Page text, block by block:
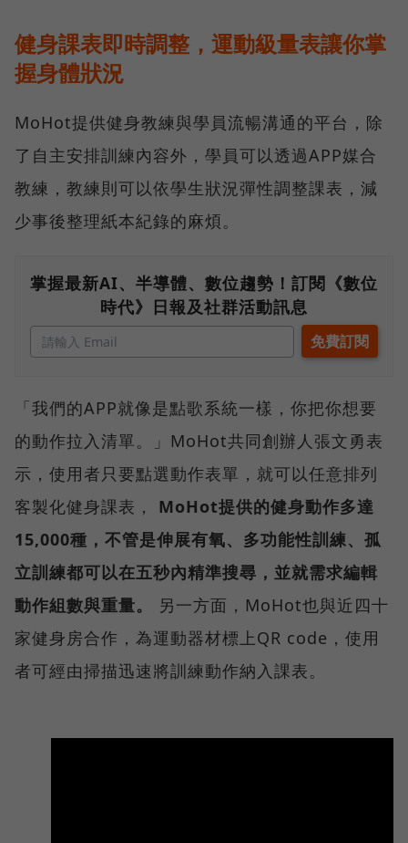
健身課表即時調整，運動級量表讓你掌
握身體狀況
MoHot提供健身教練與學員流暢溝通的平台，除
了自主安排訓練內容外，學員可以透過APP媒合
教練，教練則可以依學生狀況彈性調整課表，減
少事後整理紙本紀錄的麻煩。
掌握最新AI、半導體、數位趨勢！訂閱《數位
時代》日報及社群活動訊息
「我們的APP就像是點歌系統一樣，你把你想要
的動作拉入清單。」MoHot共同創辦人張文勇表
示，使用者只要點選動作表單，就可以任意排列
客製化健身課表， MoHot提供的健身動作多達
15,000種，不管是伸展有氧、多功能性訓練、孤
立訓練都可以在五秒內精準搜尋，並就需求編輯
動作組數與重量。
另一方面，MoHot也與近四十
家健身房合作，為運動器材標上QR code，使用
者可經由掃描迅速將訓練動作納入課表。